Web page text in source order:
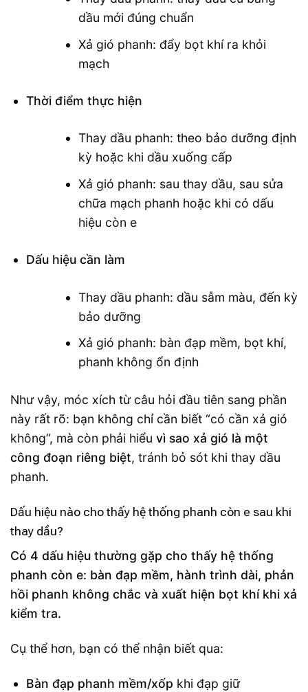
dầu mới đúng chuẩn
Xả gió phanh: đẩy bọt khí ra khỏi
mạch
Thời điểm thực hiện
Thay dầu phanh: theo bảo dưỡng định
kỳ hoặc khi dầu xuống cấp
Xả gió phanh: sau thay dầu, sau sửa
chữa mạch phanh hoặc khi có dấu
hiệu còn e
Dấu hiệu cần làm
Thay dầu phanh: dầu sẫm màu, đến kỳ
bảo dưỡng
Xả gió phanh: bàn đạp mềm, bọt khí,
phanh không ổn định
Như vậy, móc xích từ câu hỏi đầu tiên sang phần
này rất rõ: bạn không chỉ cần biết “có cần xả gió
không”, mà còn phải hiểu vì sao xả gió là một
công đoạn riêng biệt, tránh bỏ sót khi thay dầu
phanh.
Dấu hiệu nào cho thấy hệ thống phanh còn e sau khi
thay dầu?
Có 4 dấu hiệu thường gặp cho thấy hệ thống
phanh còn e: bàn đạp mềm, hành trình dài, phản
hồi phanh không chắc và xuất hiện bọt khí khi xả
kiểm tra.
Cụ thể hơn, bạn có thể nhận biết qua:
Bàn đạp phanh mềm/xốp khi đạp giữ